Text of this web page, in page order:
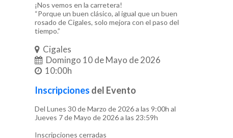
¡Nos vemos en la carretera!
“Porque un buen clásico, al igual que un buen
rosado de Cigales, solo mejora con el paso del
tiempo.”
Cigales
Domingo 10 de Mayo de 2026
10:00h
Inscripciones del Evento
Del Lunes 30 de Marzo de 2026 a las 9:00h al
Jueves 7 de Mayo de 2026 a las 23:59h
Inscripciones cerradas